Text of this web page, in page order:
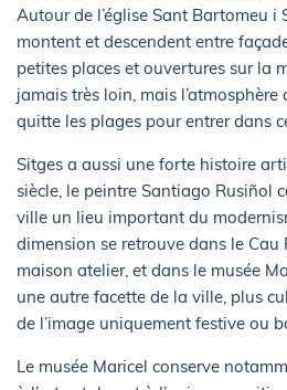
Autour de l’église Sant Bartomeu i
montent et descendent entre
petites places et ouvertures sur la
jamais très loin, mais l’atmosphère
quitte les plages pour entrer dans
Sitges a aussi une forte histoire
siècle, le peintre Santiago Rusiñol
ville un lieu important du
dimension se retrouve dans le Cau
maison atelier, et dans le musée
une autre facette de la ville, plus
de l’image uniquement festive ou
Le musée Maricel conserve